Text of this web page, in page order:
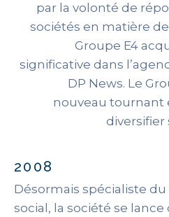
par la volonté de
sociétés en matière
Groupe E4
significative dans
DP News. Le
nouveau tournant
diversifier
2008
Désormais spécialiste
social, la société se